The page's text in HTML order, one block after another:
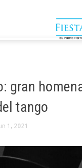
gran
tango
1, 2021